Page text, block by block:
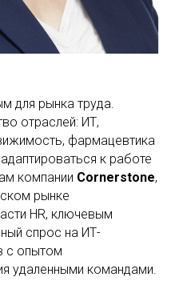
для рынка труда.
отраслей: ИТ,
фармацевтика
к работе
компании Cornerstone,
рынке
HR, ключевым
спрос на ИТ-
с опытом
удаленными командами.